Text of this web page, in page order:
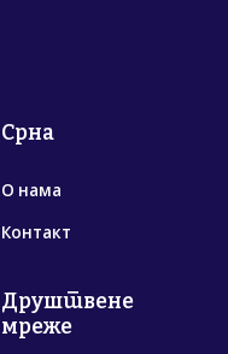
Срна
О нама
Контакт
Друштвене
мреже